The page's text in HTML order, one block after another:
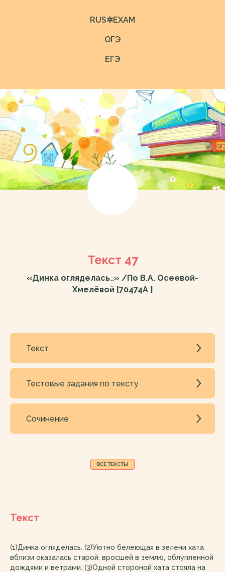
RUS✲EXAM
ОГЭ
ЕГЭ
Текст 47
«Динка огляделась..» /По В.А. Осеевой-
Хмелёвой [70474A ]
Текст
Тестовые задания по тексту
Сочинение
ВСЕ ТЕКСТЫ
Текст
(1)Динка огляделась. (2)Уютно белеющая в зелени хата
вблизи оказалась старой, вросшей в землю, облупленной
дождями и ветрами. (3)Одной стороной хата стояла на